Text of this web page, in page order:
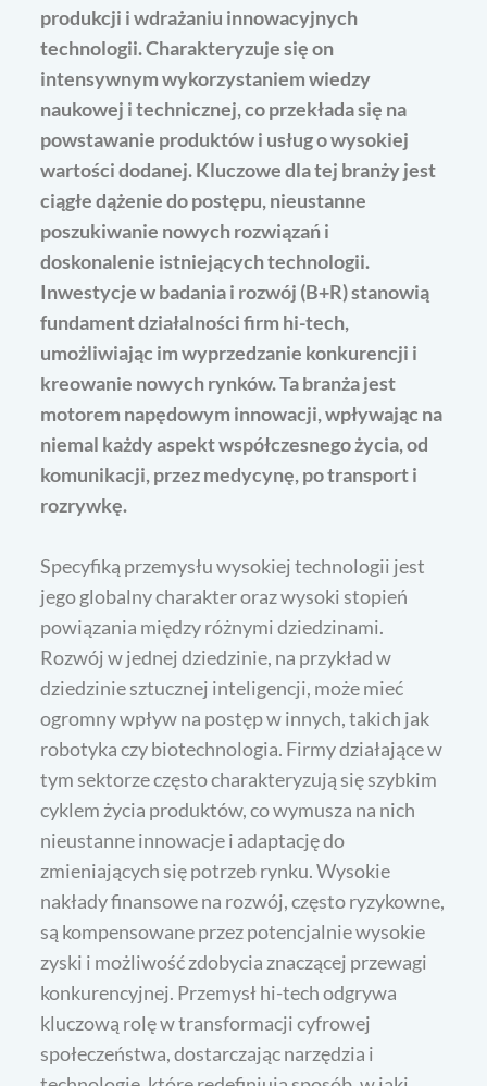
produkcji i wdrażaniu innowacyjnych
technologii. Charakteryzuje się on
intensywnym wykorzystaniem wiedzy
naukowej i technicznej, co przekłada się na
powstawanie produktów i usług o wysokiej
wartości dodanej. Kluczowe dla tej branży jest
ciągłe dążenie do postępu, nieustanne
poszukiwanie nowych rozwiązań i
doskonalenie istniejących technologii.
Inwestycje w badania i rozwój (B+R) stanowią
fundament działalności firm hi-tech,
umożliwiając im wyprzedzanie konkurencji i
kreowanie nowych rynków. Ta branża jest
motorem napędowym innowacji, wpływając na
niemal każdy aspekt współczesnego życia, od
komunikacji, przez medycynę, po transport i
rozrywkę.
Specyfiką przemysłu wysokiej technologii jest
jego globalny charakter oraz wysoki stopień
powiązania między różnymi dziedzinami.
Rozwój w jednej dziedzinie, na przykład w
dziedzinie sztucznej inteligencji, może mieć
ogromny wpływ na postęp w innych, takich jak
robotyka czy biotechnologia. Firmy działające w
tym sektorze często charakteryzują się szybkim
cyklem życia produktów, co wymusza na nich
nieustanne innowacje i adaptację do
zmieniających się potrzeb rynku. Wysokie
nakłady finansowe na rozwój, często ryzykowne,
są kompensowane przez potencjalnie wysokie
zyski i możliwość zdobycia znaczącej przewagi
konkurencyjnej. Przemysł hi-tech odgrywa
kluczową rolę w transformacji cyfrowej
społeczeństwa, dostarczając narzędzia i